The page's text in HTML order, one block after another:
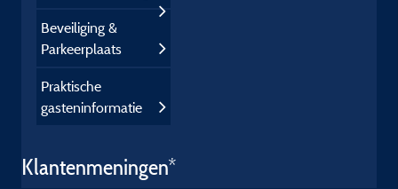
Beveiliging &
Parkeerplaats
Praktische
gasteninformatie
Klantenmeningen*